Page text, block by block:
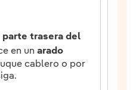
parte trasera del
en un arado
cablero o por